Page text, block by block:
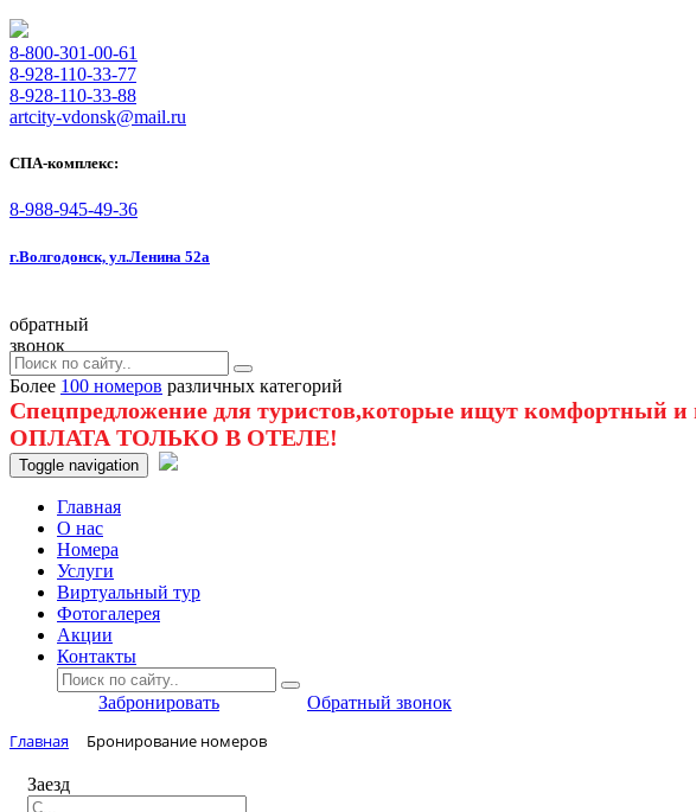
8-800-301-00-61
8-928-110-33-77
8-928-110-33-88
artcity-vdonsk@mail.ru
СПА-комплекс:
8-988-945-49-36
г.Волгодонск, ул.Ленина 52а
обратный
звонок
Более 100 номеров различных категорий
Спецпредложение для туристов,которые ищут комфортный и
ОПЛАТА ТОЛЬКО В ОТЕЛЕ!
Toggle navigation
Главная
O нас
Номера
Услуги
Виртуальный тур
Фотогалерея
Акции
Контакты
Забронировать Обратный звонок
Главная Бронирование номеров
Заезд